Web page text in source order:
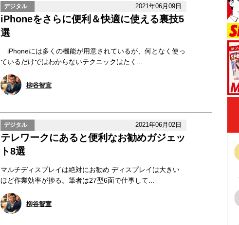
デジタル 2021年06月09日
iPhoneをさらに便利＆快適に使える裏技5
選
iPhoneには多くの機能が用意されているが、何となく使っ
ているだけではわからないテクニックはたく...
柳谷智宣
デジタル 2021年06月02日
テレワークにあると便利なお勧めガジェッ
ト8選
マルチディスプレイは絶対にお勧め ディスプレイは大きい
ほど作業効率が捗る。筆者は27型6面で仕事して...
柳谷智宣